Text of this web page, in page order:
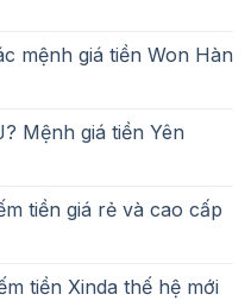
mệnh giá tiền Won Hàn
Mệnh giá tiền Yên
tiền giá rẻ và cao cấp
tiền Xinda thế hệ mới